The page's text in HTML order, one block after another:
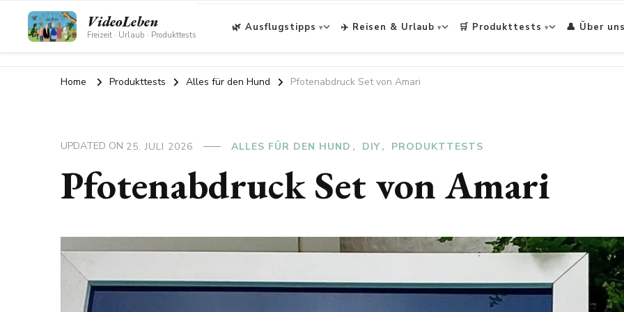
VideoLeben
Freizeit · Urlaub · Produkttests
🌿 Ausflugstipps ✈️ Reisen & Urlaub 🛒 Produkttests 👤 Über
Home Produkttests Alles für den Hund Pfotenabdruck Set von Amari
UPDATED ON 25. JULI 2026 ALLES FÜR DEN HUND DIY PRODUKTTESTS
Pfotenabdruck Set von Amari